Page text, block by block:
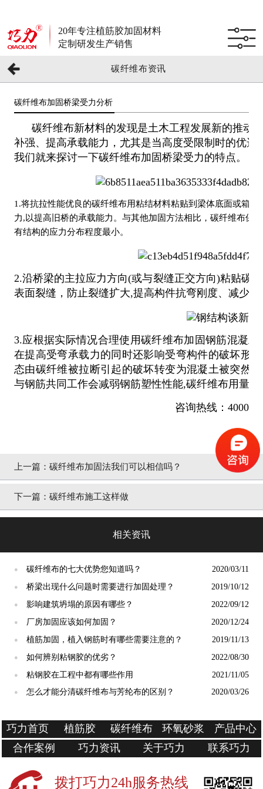
20年专注植筋胶加固材料
定制研发生产销售
碳纤维布资讯
碳纤维布加固桥梁受力分析
碳纤维布新材料的发现是土木工程发展新的推动
补强、提高承载能力，尤其是当高度受限制时的优
我们就来探讨一下碳纤维布加固桥梁受力的特点。
1.将抗拉性能优良的碳纤维布用粘结材料粘贴到梁体底面或箱
力,以提高旧桥的承载能力。与其他加固方法相比，碳纤维布保
有结构的应力分布程度最小。
2.沿桥梁的主拉应力方向(或与裂缝正交方向)粘贴碳
表面裂缝，防止裂缝扩大,提高构件抗弯刚度、减少
3.应根据实际情况合理使用碳纤维布加固钢筋混凝
在提高受弯承载力的同时还影响受弯构件的破坏形
态由碳纤维被拉断引起的破坏转变为混凝土被突然
与钢筋共同工作会减弱钢筋塑性性能,碳纤维布用量
咨询热线：4000-
上一篇： 碳纤维布加固法我们可以相信吗？
下一篇： 碳纤维布施工这样做
相关资讯
● 碳纤维布的七大优势您知道吗？ 2020/03/11
● 桥梁出现什么问题时需要进行加固处理？ 2019/10/12
● 影响建筑坍塌的原因有哪些？ 2022/09/12
● 厂房加固应该如何加固？ 2020/12/24
● 植筋加固，植入钢筋时有哪些需要注意的？ 2019/11/13
● 如何辨别粘钢胶的优劣？ 2022/08/30
● 粘钢胶在工程中都有哪些作用 2021/11/05
● 怎么才能分清碳纤维布与芳纶布的区别？ 2020/03/26
巧力首页 植筋胶 碳纤维布 环氧砂浆
产品中心
合作案例
巧力资讯 关于巧力 联系巧力
拨打巧力24h服务热线